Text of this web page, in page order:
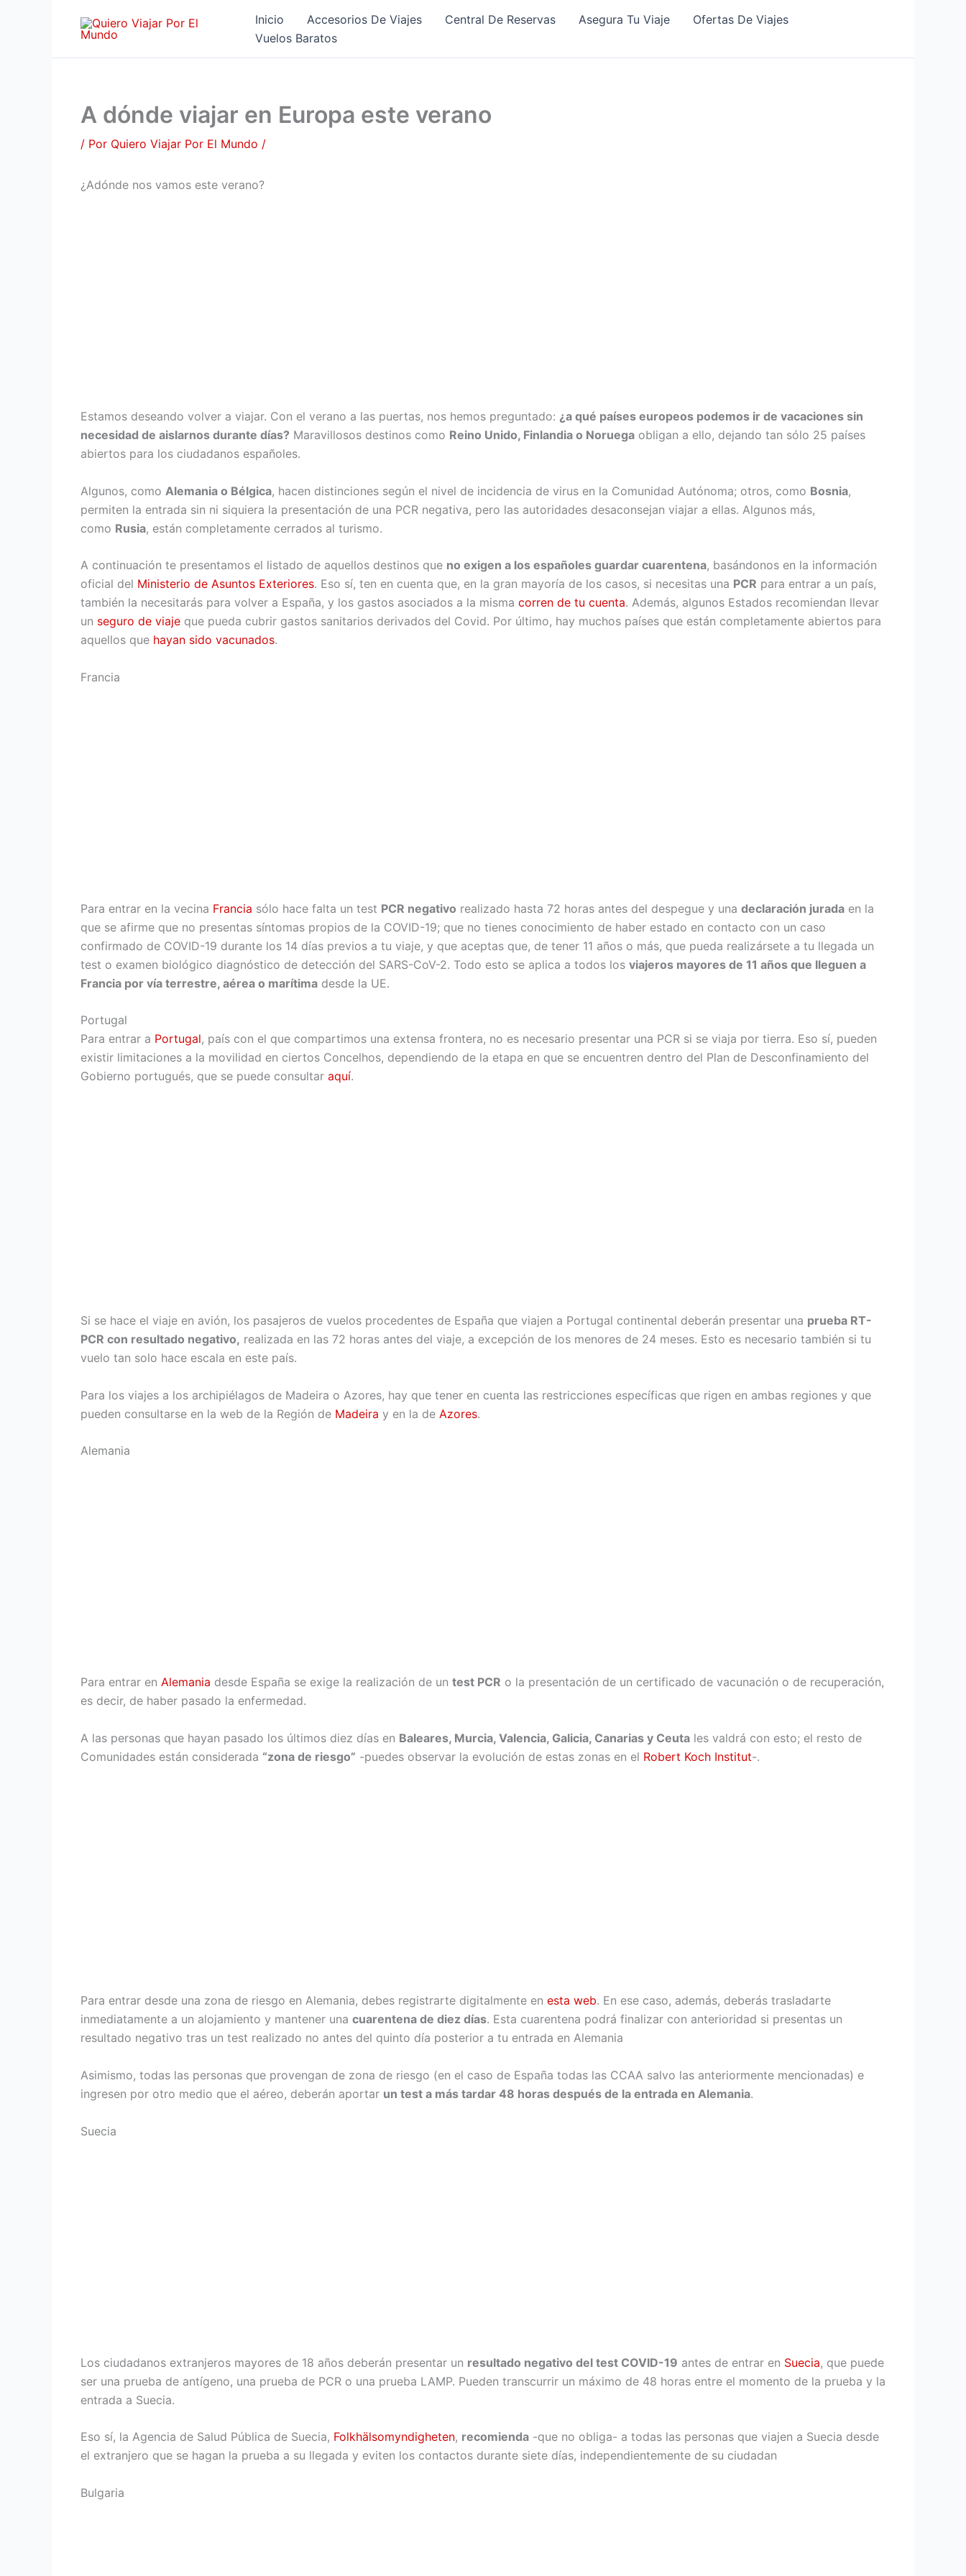
Inicio Accesorios De Viajes Central De Reservas Asegura Tu Viaje
Ofertas De Viajes
Vuelos Baratos
A dónde viajar en Europa este verano
/ Por Quiero Viajar Por El Mundo /
¿Adónde nos vamos este verano?
Estamos deseando volver a viajar. Con el verano a las puertas, nos hemos preguntado: ¿a qué países europeos podemos ir de vacaciones sin
necesidad de aislarnos durante días? Maravillosos destinos como Reino Unido, Finlandia o Noruega obligan a ello, dejando tan sólo 25 países
abiertos para los ciudadanos españoles.
Algunos, como Alemania o Bélgica, hacen distinciones según el nivel de incidencia de virus en la Comunidad Autónoma; otros, como Bosnia,
permiten la entrada sin ni siquiera la presentación de una PCR negativa, pero las autoridades desaconsejan viajar a ellas. Algunos más,
como Rusia, están completamente cerrados al turismo.
A continuación te presentamos el listado de aquellos destinos que no exigen a los españoles guardar cuarentena, basándonos en la información
oficial del Ministerio de Asuntos Exteriores. Eso sí, ten en cuenta que, en la gran mayoría de los casos, si necesitas una PCR para entrar a un país,
también la necesitarás para volver a España, y los gastos asociados a la misma corren de tu cuenta. Además, algunos Estados recomiendan llevar
un seguro de viaje que pueda cubrir gastos sanitarios derivados del Covid. Por último, hay muchos países que están completamente abiertos para
aquellos que hayan sido vacunados.
Francia
Para entrar en la vecina Francia sólo hace falta un test PCR negativo realizado hasta 72 horas antes del despegue y una declaración jurada en la
que se afirme que no presentas síntomas propios de la COVID-19; que no tienes conocimiento de haber estado en contacto con un caso
confirmado de COVID-19 durante los 14 días previos a tu viaje, y que aceptas que, de tener 11 años o más, que pueda realizársete a tu llegada un
test o examen biológico diagnóstico de detección del SARS-CoV-2. Todo esto se aplica a todos los viajeros mayores de 11 años que lleguen a
Francia por vía terrestre, aérea o marítima desde la UE.
Portugal
Para entrar a Portugal, país con el que compartimos una extensa frontera, no es necesario presentar una PCR si se viaja por tierra. Eso sí, pueden
existir limitaciones a la movilidad en ciertos Concelhos, dependiendo de la etapa en que se encuentren dentro del Plan de Desconfinamiento del
Gobierno portugués, que se puede consultar aquí.
Si se hace el viaje en avión, los pasajeros de vuelos procedentes de España que viajen a Portugal continental deberán presentar una prueba RT-
PCR con resultado negativo, realizada en las 72 horas antes del viaje, a excepción de los menores de 24 meses. Esto es necesario también si tu
vuelo tan solo hace escala en este país.
Para los viajes a los archipiélagos de Madeira o Azores, hay que tener en cuenta las restricciones específicas que rigen en ambas regiones y que
pueden consultarse en la web de la Región de Madeira y en la de Azores.
Alemania
Para entrar en Alemania desde España se exige la realización de un test PCR o la presentación de un certificado de vacunación o de recuperación,
es decir, de haber pasado la enfermedad.
A las personas que hayan pasado los últimos diez días en Baleares, Murcia, Valencia, Galicia, Canarias y Ceuta les valdrá con esto; el resto de
Comunidades están considerada “zona de riesgo” -puedes observar la evolución de estas zonas en el Robert Koch Institut-.
Para entrar desde una zona de riesgo en Alemania, debes registrarte digitalmente en esta web. En ese caso, además, deberás trasladarte
inmediatamente a un alojamiento y mantener una cuarentena de diez días. Esta cuarentena podrá finalizar con anterioridad si presentas un
resultado negativo tras un test realizado no antes del quinto día posterior a tu entrada en Alemania
Asimismo, todas las personas que provengan de zona de riesgo (en el caso de España todas las CCAA salvo las anteriormente mencionadas) e
ingresen por otro medio que el aéreo, deberán aportar un test a más tardar 48 horas después de la entrada en Alemania.
Suecia
Los ciudadanos extranjeros mayores de 18 años deberán presentar un resultado negativo del test COVID-19 antes de entrar en Suecia, que puede
ser una prueba de antígeno, una prueba de PCR o una prueba LAMP. Pueden transcurrir un máximo de 48 horas entre el momento de la prueba y la
entrada a Suecia.
Eso sí, la Agencia de Salud Pública de Suecia, Folkhälsomyndigheten, recomienda -que no obliga- a todas las personas que viajen a Suecia desde
el extranjero que se hagan la prueba a su llegada y eviten los contactos durante siete días, independientemente de su ciudadan
Bulgaria